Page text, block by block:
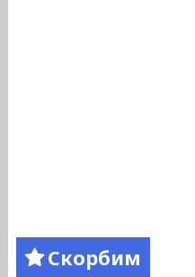
Скорбим